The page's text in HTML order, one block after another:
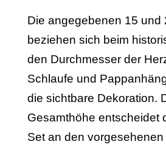
Die angegebenen 15 und
beziehen sich beim
den Durchmesser der
Schlaufe und
die sichtbare Dekoration.
Gesamthöhe entscheidet
Set an den